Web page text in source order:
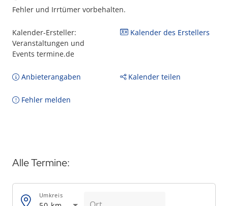
Fehler und Irrtümer vorbehalten.
Kalender-Ersteller:
Veranstaltungen und
Events termine.de
Kalender des Erstellers
Anbieterangaben Kalender teilen
Fehler melden
Alle Termine:
Umkreis